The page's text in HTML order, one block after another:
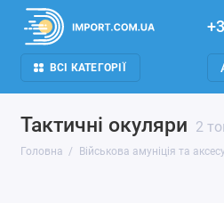
ВСІ КАТЕГОРІЇ
Тактичні окуляри 2
Головна Військова амуніція та